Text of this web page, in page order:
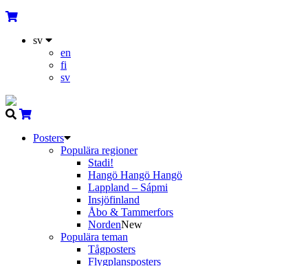
sv
en
fi
sv
Posters
Populära regioner
Stadi!
Hangö Hangö Hangö
Lappland – Sápmi
Insjöfinland
Åbo & Tammerfors
NordenNew
Populära teman
Tågposters
Flygplansposters